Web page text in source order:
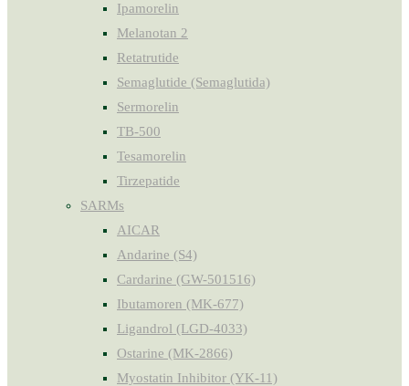
Ipamorelin
Melanotan 2
Retatrutide
Semaglutide (Semaglutida)
Sermorelin
TB-500
Tesamorelin
Tirzepatide
SARMs
AICAR
Andarine (S4)
Cardarine (GW-501516)
Ibutamoren (MK-677)
Ligandrol (LGD-4033)
Ostarine (MK-2866)
Myostatin Inhibitor (YK-11)